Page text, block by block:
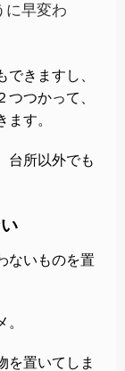
に早変わ
きますし、
つかって、
す。
台所以外でも
ないものを置
を置いてしま